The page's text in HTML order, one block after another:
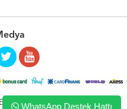
LTD. ŞTİ.
WhatsApp Destek Hattı